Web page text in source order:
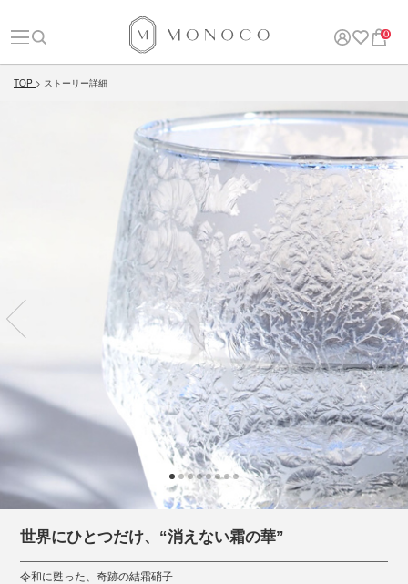
0
TOP ストーリー詳細
世界にひとつだけ、“消えない霜の華”
令和に甦った、奇跡の結霜硝子